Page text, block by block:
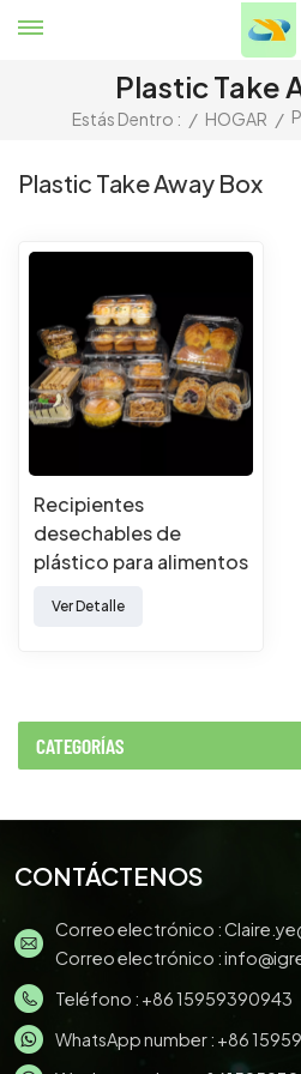
Plastic Take
Estás Dentro : / HOGAR /
Plastic Take Away Box
Recipientes
desechables de
plástico para alimentos
Ver Detalle
CATEGORÍAS
CONTÁCTENOS
Correo electrónico :
Correo electrónico :
Teléfono : +86 15959390943
WhatsApp number : +86